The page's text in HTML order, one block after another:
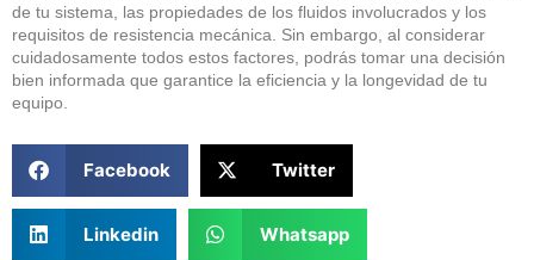
de tu sistema, las propiedades de los fluidos involucrados y los
requisitos de resistencia mecánica. Sin embargo, al considerar
cuidadosamente todos estos factores, podrás tomar una decisión
bien informada que garantice la eficiencia y la longevidad de tu
equipo.
Facebook Twitter
Linkedin Whatsapp